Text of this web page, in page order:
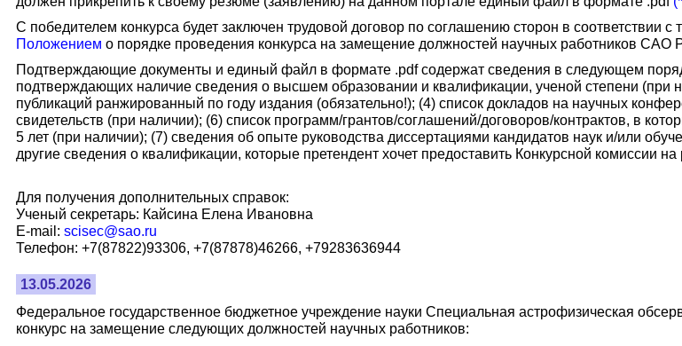
С победителем конкурса будет заключен трудовой договор по соглашению сторон в соответствии
Положением о порядке проведения конкурса на замещение должностей научных работников САО
Подтверждающие документы и единый файл в формате .pdf содержат сведения в следующем
подтверждающих наличие сведения о высшем образовании и квалификации, ученой степени (при
публикаций ранжированный по году издания (обязательно!); (4) список докладов на научных
свидетельств (при наличии); (6) список программ/грантов/соглашений/договоров/контрактов, в
5 лет (при наличии); (7) сведения об опыте руководства диссертациями кандидатов наук и/или
другие сведения о квалификации, которые претендент хочет предоставить Конкурсной комиссии
Для получения дополнительных справок:
Ученый секретарь: Кайсина Елена Ивановна
E-mail:scisec@sao.ru
Телефон: +7(87822)93306, +7(87878)46266, +79283636944
13.05.2026
Федеральное государственное бюджетное учреждение науки Специальная астрофизическая
конкурс на замещение следующих должностей научных работников: